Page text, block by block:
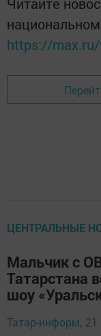
Читайте
https://
ЦЕНТРАЛЬНЫЕ
Мальчик с
Татарстана
шоу
Татар-информ, 21